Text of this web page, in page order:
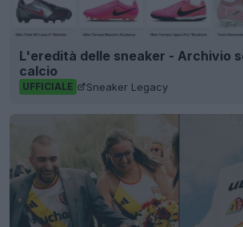
L'eredità delle sneaker - Archivio
calcio
UFFICIALE Sneaker Legacy